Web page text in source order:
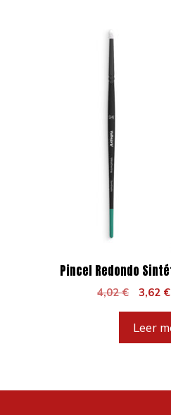
Pincel Redondo
4,02€
El
era:
3,62 €
Leer